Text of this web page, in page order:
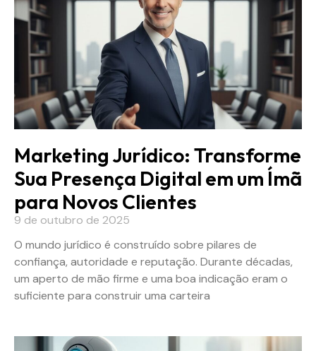
Marketing Jurídico: Transforme
Sua Presença Digital em um Ímã
para Novos Clientes
9 de outubro de 2025
O mundo jurídico é construído sobre pilares de
confiança, autoridade e reputação. Durante décadas,
um aperto de mão firme e uma boa indicação eram o
suficiente para construir uma carteira